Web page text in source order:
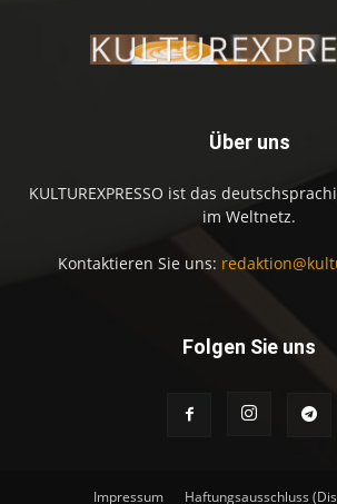
Über uns
KULTUREXPRESSO ist das
im Weltnetz.
Kontaktieren Sie uns:
Folgen Sie uns
Impressum Haftungsausschluss